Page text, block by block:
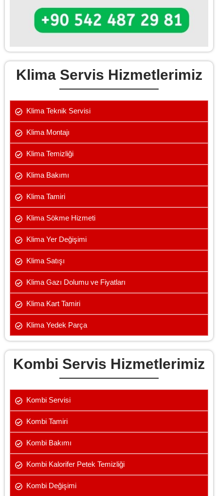
Klima Servis Hizmetlerimiz
Klima Teknik Servisi
Klima Montajı
Klima Temizliği
Klima Bakımı
Klima Tamiri
Klima Sökme Hizmeti
Klima Yer Değişimi
Klima Satışı
Klima Gazı Dolumu ve Fiyatları
Klima Kart Tamiri
Klima Yedek Parça
Kombi Servis Hizmetlerimiz
Kombi Servisi
Kombi Tamiri
Kombi Bakımı
Kombi Kalorifer Petek Temizliği
Kombi Değişimi